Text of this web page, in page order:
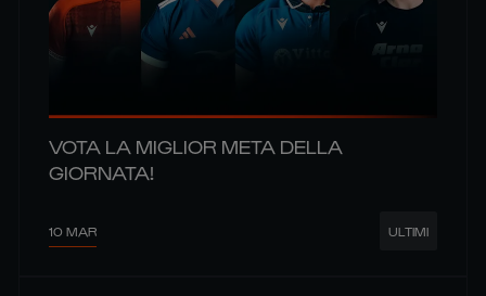
VOTA LA MIGLIOR META DELLA
GIORNATA!
10 MAR ULTIMI